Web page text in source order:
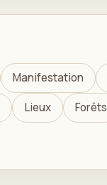
Manifestation
Lieux Forêts